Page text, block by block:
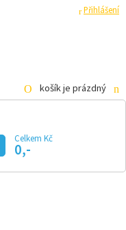
Přihlášení
košík je prázdný
Celkem Kč
0,-